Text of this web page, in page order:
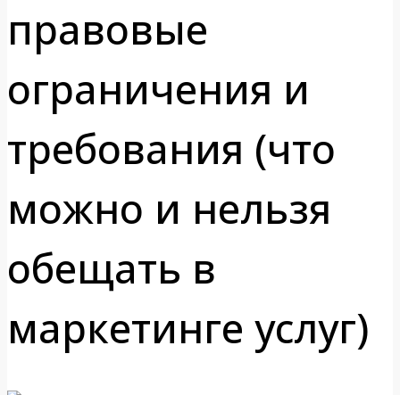
правовые
ограничения и
требования (что
можно и нельзя
обещать в
маркетинге услуг)